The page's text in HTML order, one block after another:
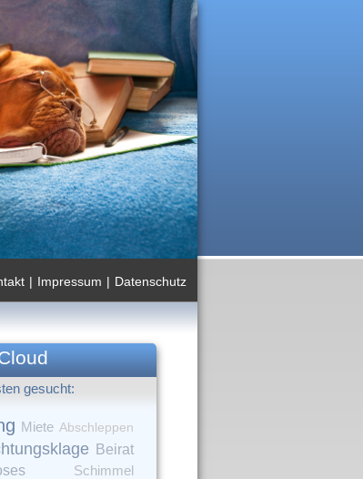
Datenschutz
|
Impressum
|
gesucht:
Miete Abschleppen
Beirat
Schimmel